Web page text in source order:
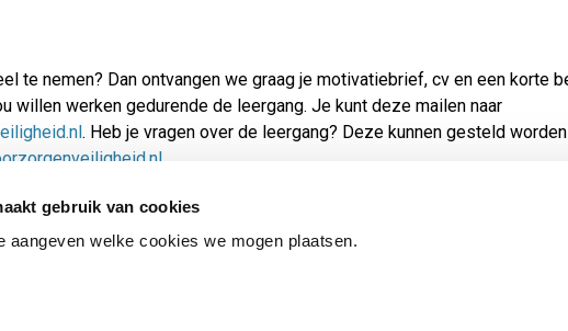
gebruik van cookies
aangeven welke cookies we mogen plaatsen.
te nemen? Dan ontvangen we graag je motivatiebrief, cv en een korte
willen werken gedurende de leergang. Je kunt deze mailen naar
. Heb je vragen over de leergang? Deze kunnen gesteld